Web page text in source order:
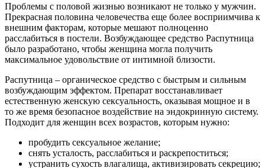
Проблемы с половой жизнью возникают не только у мужчин.
Прекрасная половина человечества еще более восприимчива к
внешним факторам, которые мешают полноценно
расслабиться в постели. Возбуждающее средство Распутница
было разработано, чтобы женщина могла получить
максимальное удовольствие от интимной близости.
Распутница – органическое средство с быстрым и сильным
возбуждающим эффектом. Препарат восстанавливает
естественную женскую сексуальность, оказывая мощное и в
то же время безопасное воздействие на эндокринную систему.
Подходит для женщин всех возрастов, которым нужно:
пробудить сексуальное желание;
снять усталость, расслабиться и раскрепоститься;
устранить сухость влагалища, активизировать секрецию;